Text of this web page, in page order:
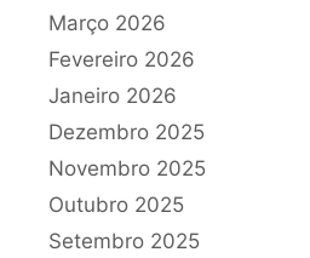
Março 2026
Fevereiro 2026
Janeiro 2026
Dezembro 2025
Novembro 2025
Outubro 2025
Setembro 2025